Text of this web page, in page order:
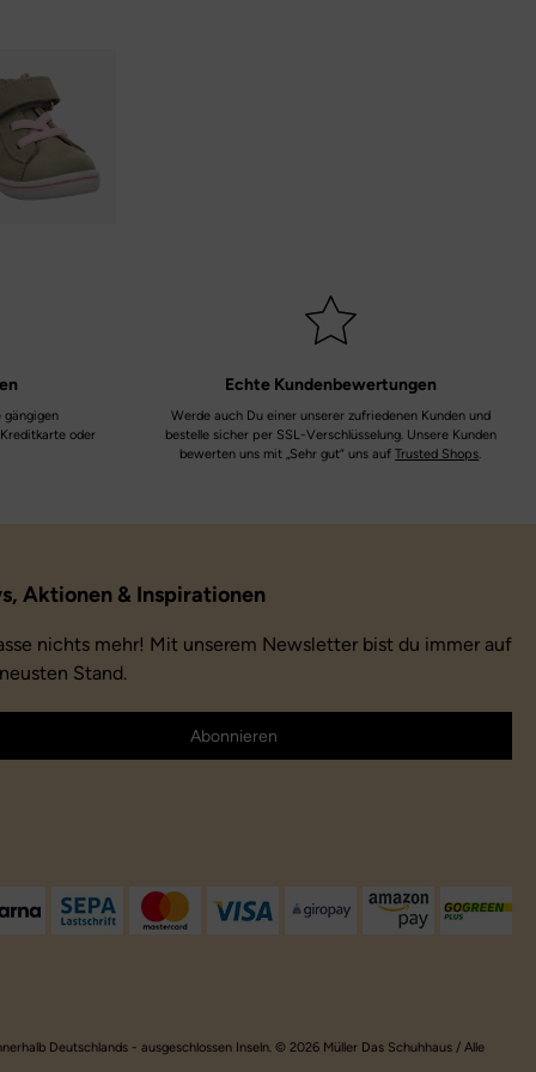
Decksohle:
Laufsohle:
gängigen
oder
Echte Kundenbewertungen
Werde auch Du einer unserer zufriedenen Kunden und
bestelle sicher per SSL-Verschlüsselung. Unsere Kunden
bewerten uns mit „Sehr gut“ uns aufTrusted Shops.
nichts mehr! Mit unserem Newsletter bist du immer auf
Stand.
Abonnieren
Deutschlands - ausgeschlossen Inseln. © 2026 Müller Das Schuhhaus / Alle